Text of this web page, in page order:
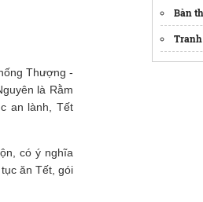
Thượng -
là Rằm
an lành, Tết
có ý nghĩa
ăn Tết, gói
Bàn